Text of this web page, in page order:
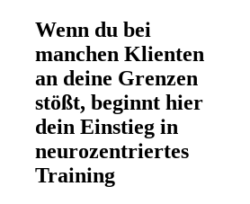
Wenn du bei
manchen Klienten
an deine Grenzen
stößt, beginnt hier
dein Einstieg in
neurozentriertes
Training